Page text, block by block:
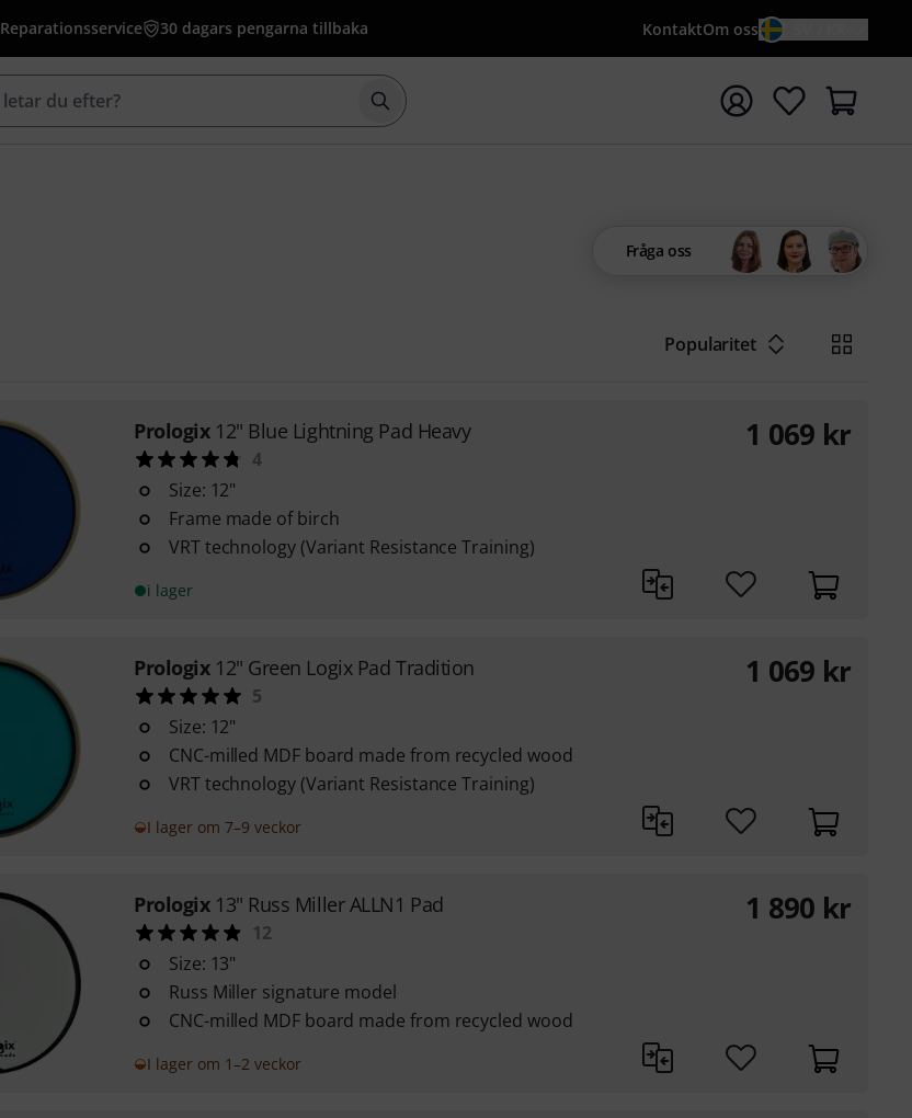
Reparationsservice 30 dagars pengarna tillbaka KontaktOm oss
Börja sökningen med söktermen {searchTerm}
Fråga oss
Popularitet
Prologix 12" Blue Lightning Pad Heavy
4
Size: 12"
Frame made of birch
VRT technology (Variant Resistance Training)
i lager
1 069 kr
Prologix 12" Green Logix Pad Tradition
5
Size: 12"
CNC-milled MDF board made from recycled wood
VRT technology (Variant Resistance Training)
I lager om 7–9 veckor
1 069 kr
Prologix 13" Russ Miller ALLN1 Pad
12
Size: 13"
Russ Miller signature model
CNC-milled MDF board made from recycled wood
I lager om 1–2 veckor
1 890 kr